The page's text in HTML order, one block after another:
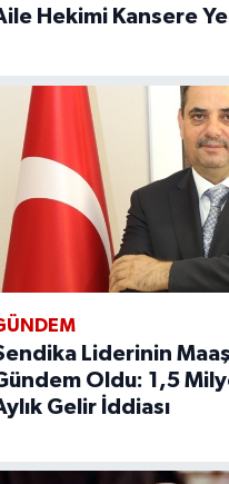
Hekimi Kansere
Liderinin
Oldu: 1,5
Gelir İddiası